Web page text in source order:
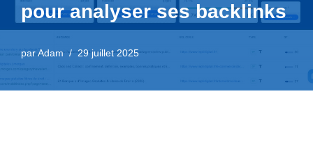
pour analyser ses backlinks
parAdam 29 juillet 2025